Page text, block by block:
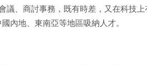
議、商討事務，既有時差，又在科技
內地、東南亞等地區吸納人才。